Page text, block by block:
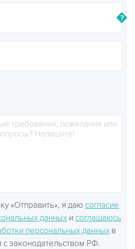
«Отправить», я даю согласие
данных и соглашаюсь
персональных данных в
с законодательством РФ.